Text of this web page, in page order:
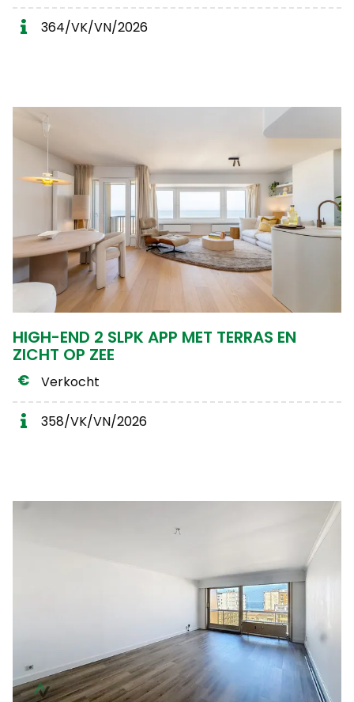
364/VK/VN/2026
HIGH-END 2 SLPK APP MET TERRAS EN
ZICHT OP ZEE
Verkocht
358/VK/VN/2026